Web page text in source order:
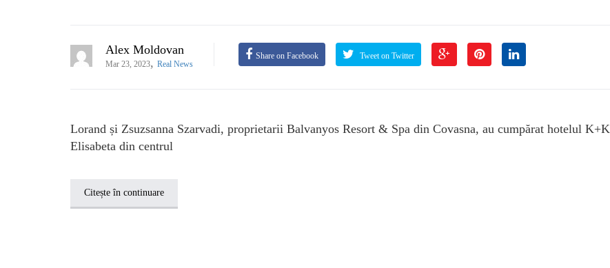
Alex Moldovan
Mar 23, 2023, Real News
Share on Facebook Tweet on Twitter
Lorand și Zsuzsanna Szarvadi, proprietarii Balvanyos Resort & Spa din Covasna, au cumpărat hotelul K+K
Elisabeta din centrul
Citește în continuare